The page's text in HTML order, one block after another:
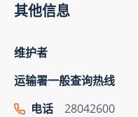
其他信息
维护者
运输署一般查询热线
电话
28042600